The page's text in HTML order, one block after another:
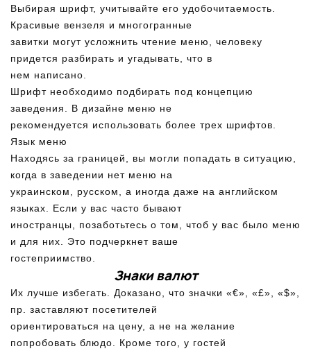
Выбирая шрифт, учитывайте его удобочитаемость.
Красивые вензеля и многогранные
завитки могут усложнить чтение меню, человеку
придется разбирать и угадывать, что в
нем написано.
Шрифт необходимо подбирать под концепцию
заведения. В дизайне меню не
рекомендуется использовать более трех шрифтов.
Язык меню
Находясь за границей, вы могли попадать в ситуацию,
когда в заведении нет меню на
украинском, русском, а иногда даже на английском
языках. Если у вас часто бывают
иностранцы, позаботьтесь о том, чтоб у вас было меню
и для них. Это подчеркнет ваше
гостеприимство.
Знаки валют
Их лучше избегать. Доказано, что значки «€», «£», «$»,
пр. заставляют посетителей
ориентироваться на цену, а не на желание
попробовать блюдо. Кроме того, у гостей